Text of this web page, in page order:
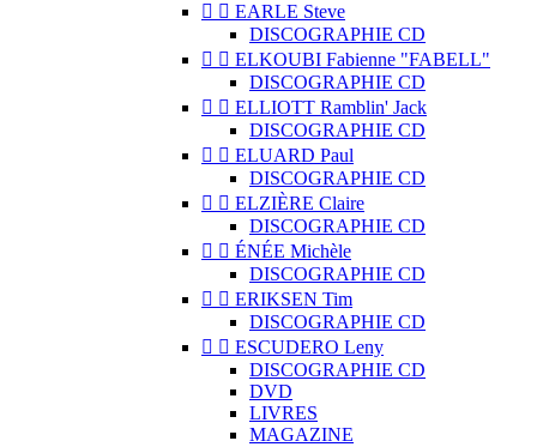
  EARLE Steve
DISCOGRAPHIE CD
  ELKOUBI Fabienne "FABELL"
DISCOGRAPHIE CD
  ELLIOTT Ramblin' Jack
DISCOGRAPHIE CD
  ELUARD Paul
DISCOGRAPHIE CD
  ELZIÈRE Claire
DISCOGRAPHIE CD
  ÉNÉE Michèle
DISCOGRAPHIE CD
  ERIKSEN Tim
DISCOGRAPHIE CD
  ESCUDERO Leny
DISCOGRAPHIE CD
DVD
LIVRES
MAGAZINE